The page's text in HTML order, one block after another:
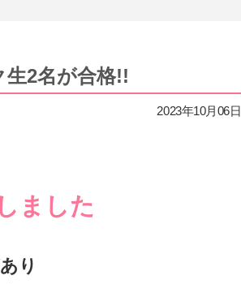
2名が合格!!
2023年10月06日
ました
り